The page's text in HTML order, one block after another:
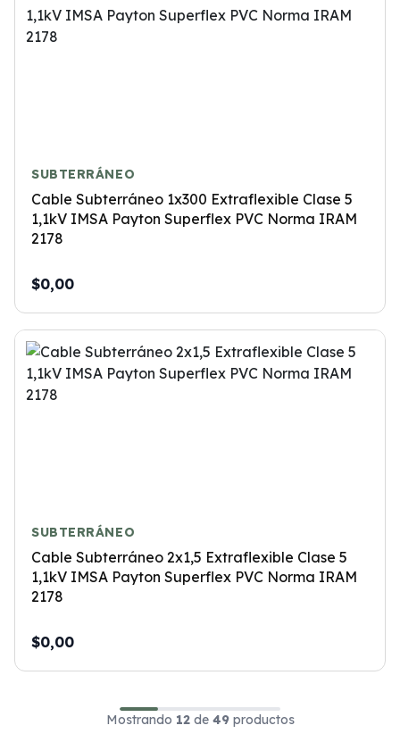
SUBTERRÁNEO
Cable Subterráneo 1x300 Extraflexible Clase 5
1,1kV IMSA Payton Superflex PVC Norma IRAM
2178
$0,00
SUBTERRÁNEO
Cable Subterráneo 2x1,5 Extraflexible Clase 5
1,1kV IMSA Payton Superflex PVC Norma IRAM
2178
$0,00
Mostrando 12de 49productos